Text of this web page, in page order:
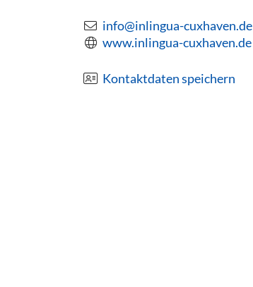
info@inlingua-cuxhaven.de
www.inlingua-cuxhaven.de
Kontaktdaten speichern